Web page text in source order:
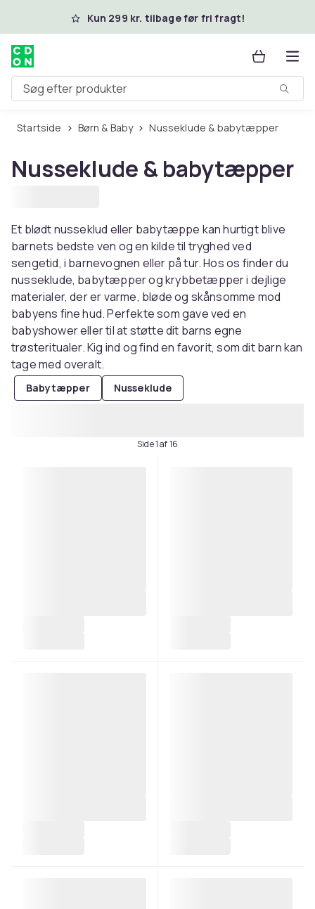
Spring til hovedindhold
Kun 299 kr. tilbage før fri fragt!
Søg efter produkter
Startside Børn & Baby Nusseklude & babytæpper
Nusseklude & babytæpper
Et blødt nusseklud eller babytæppe kan hurtigt blive
barnets bedste ven og en kilde til tryghed ved
sengetid, i barnevognen eller på tur. Hos os finder du
nusseklude, babytæpper og krybbetæpper i dejlige
materialer, der er varme, bløde og skånsomme mod
babyens fine hud. Perfekte som gave ved en
babyshower eller til at støtte dit barns egne
trøsteritualer. Kig ind og find en favorit, som dit barn kan
tage med overalt.
Babytæpper Nusseklude
Side 1 af 16